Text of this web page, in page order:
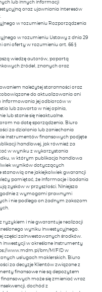
lub innych informacji
oraz ujawniania interesów
w rozumieniu Rozporządzenia
w rozumieniu Ustawy z dnia 29
ani oferty w rozumieniu art. 66 §
wiedzę autorów, popartą
źródeł, znanych oraz
należytej staranności oraz
do aktualizowania ani
informowania jej odbiorców w
lub zawarta w niej opinia,
lub stanie się nieaktualne.
na datę sporządzenia. Biuro
za działania lub zaniechania
instrumentów finansowych podjęte
handlowej, jak również za
w wyniku z wykorzystania
w którym publikacja handlowa
wyników dotyczących
stanowią one jakiejkolwiek gwarancji
pamiętać, że informacje i badania
zysków w przyszłości. Niniejsza
z wymogami prawnymi
i nie podlega on żadnym zakazom
ryzykiem i nie gwarantuje realizacji
wyniku inwestycyjnego.
części zainwestowanych środków.
inwestycji w określone instrumenty
www.mdm.pl/bm/MIFID w
usługach maklerskich. Biuro
za decyzje Klientów związane z
finansowe nie są depozytem
może się zmieniać wraz
dochód z